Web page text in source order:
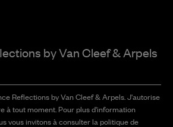
byVan Cleef & Arpels
Reflections by Van Cleef & Arpels. J'autorise
à tout moment. Pour plus d'information
vous invitons à consulter la politique de